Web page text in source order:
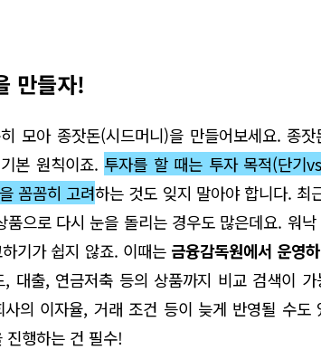
만들자!
모아 종잣돈(시드머니)을 만들어보세요. 종
본 원칙이죠. 투자를 할 때는 투자 목적(단기vs
꼼꼼히 고려하는 것도 잊지 말아야 합니다. 최
품으로 다시 눈을 돌리는 경우도 많은데요. 워
기가 쉽지 않죠. 이때는 금융감독원에서 운영
, 대출, 연금저축 등의 상품까지 비교 검색이
사의 이자율, 거래 조건 등이 늦게 반영될 수도
진행하는 건 필수!